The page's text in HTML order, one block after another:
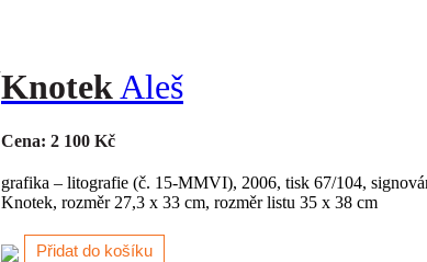
KnotekAleš
Cena: 2 100 Kč
grafika – litografie (č. 15-MMVI), 2006, tisk 67/104,
Knotek, rozměr 27,3 x 33 cm, rozměr listu 35 x 38 cm